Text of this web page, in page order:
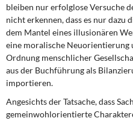
bleiben nur erfolglose Versuche
nicht erkennen, dass es nur dazu
dem Mantel eines illusionären
eine moralische Neuorientierung
Ordnung menschlicher
aus der Buchführung als
importieren.
Angesichts der Tatsache, dass
gemeinwohlorientierte